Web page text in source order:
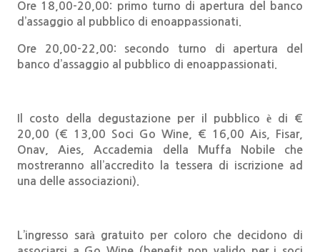
Ore 18,00-20,00: primo turno di apertura del banco
d’assaggio al pubblico di enoappassionati.
Ore 20,00-22,00: secondo turno di apertura del
banco d’assaggio al pubblico di enoappassionati.
Il costo della degustazione per il pubblico è di €
20,00 (€ 13,00 Soci Go Wine, € 16,00 Ais, Fisar,
Onav, Aies, Accademia della Muffa Nobile che
mostreranno all’accredito la tessera di iscrizione ad
una delle associazioni).
L’ingresso sarà gratuito per coloro che decidono di